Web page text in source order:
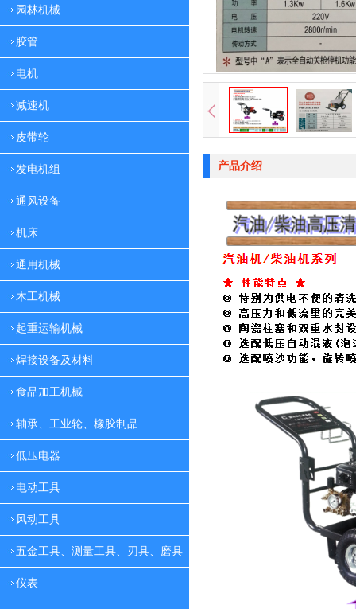
园林机械
胶管
电机
减速机
皮带轮
发电机组
通风设备
机床
通用机械
木工机械
起重运输机械
焊接设备及材料
食品加工机械
轴承、工业轮、橡胶制品
低压电器
电动工具
风动工具
五金工具、测量工具、刃具、磨具
仪表
产品介绍